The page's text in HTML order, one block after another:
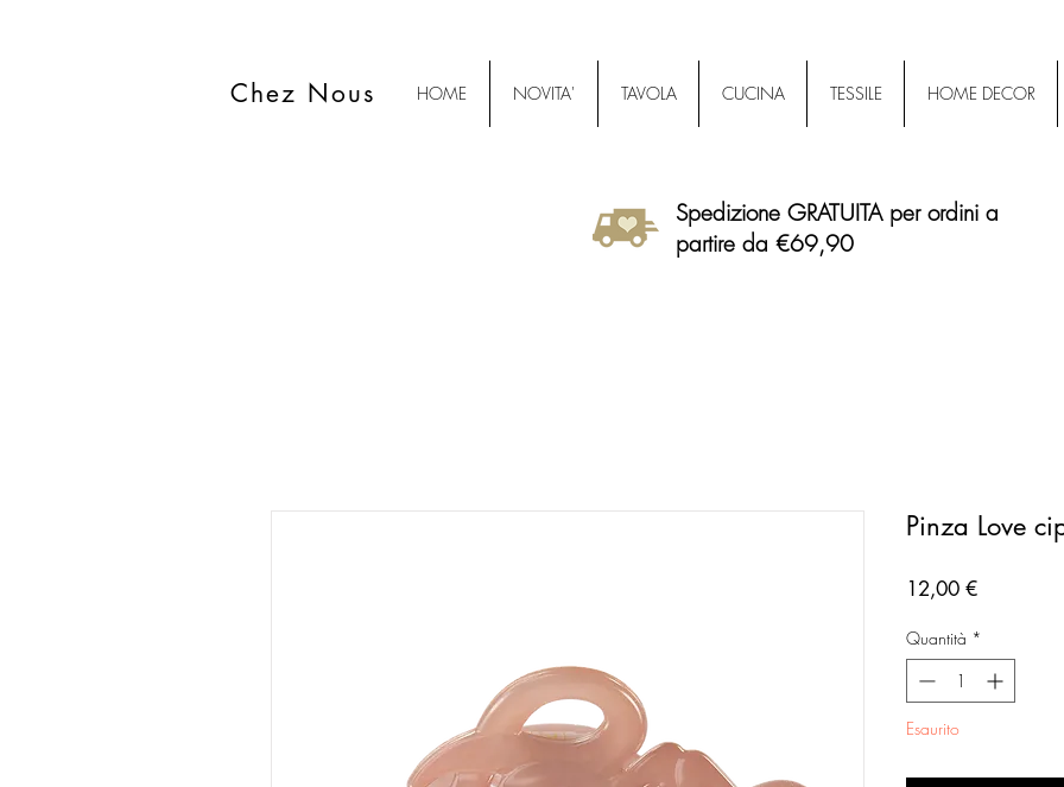
HOME NOVITA' TAVOLA CUCINA TESSILE HOME DECOR
Chez Nous
Spedizione GRATUITA per ordini a
partire da €69,90
Pinza Love
12,00 €Prezzo
Quantità *
Esaurito